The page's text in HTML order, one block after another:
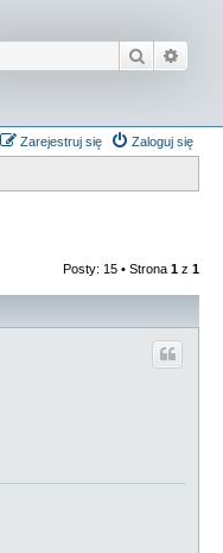
Szukaj
Zaloguj się
Zarejestruj się
Posty: 15 • Strona 1 z 1